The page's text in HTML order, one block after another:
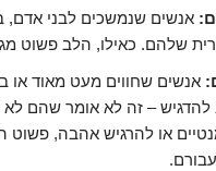
אנשים שנמשכים לבני אדם,
שלהם. כאילו, הלב פשוט
אנשים שחווים מעט מאוד או
להדגיש – זה לא אומר שהם לא
או להרגיש אהבה, פשוט